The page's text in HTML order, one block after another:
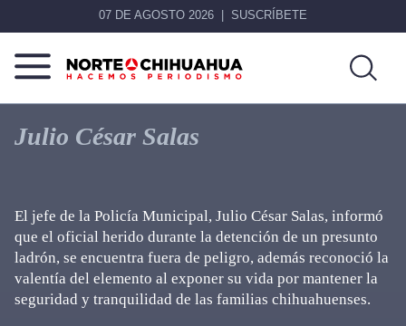
07 DE AGOSTO 2026 SUSCRÍBETE
Norte
De
Chihuahua
Más
que
noticias,
Julio César Salas
El jefe de la Policía Municipal, Julio César Salas, informó
que el oficial herido durante la detención de un presunto
ladrón, se encuentra fuera de peligro, además reconoció la
valentía del elemento al exponer su vida por mantener la
seguridad y tranquilidad de las familias chihuahuenses.